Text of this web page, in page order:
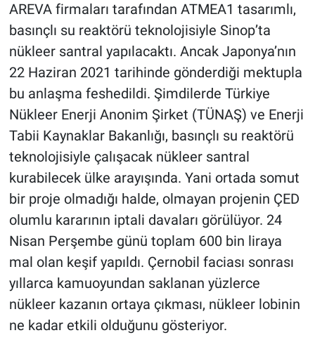
AREVA firmaları tarafından ATMEA1 tasarımlı,
basınçlı su reaktörü teknolojisiyle Sinop’ta
nükleer santral yapılacaktı. Ancak Japonya’nın
22 Haziran 2021 tarihinde gönderdiği mektupla
bu anlaşma feshedildi. Şimdilerde Türkiye
Nükleer Enerji Anonim Şirket (TÜNAŞ) ve Enerji
Tabii Kaynaklar Bakanlığı, basınçlı su reaktörü
teknolojisiyle çalışacak nükleer santral
kurabilecek ülke arayışında. Yani ortada somut
bir proje olmadığı halde, olmayan projenin ÇED
olumlu kararının iptali davaları görülüyor. 24
Nisan Perşembe günü toplam 600 bin liraya
mal olan keşif yapıldı. Çernobil faciası sonrası
yıllarca kamuoyundan saklanan yüzlerce
nükleer kazanın ortaya çıkması, nükleer lobinin
ne kadar etkili olduğunu gösteriyor.